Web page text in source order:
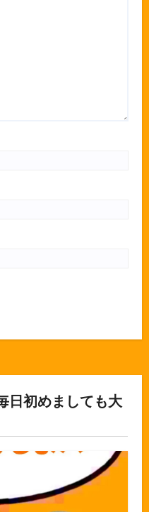
日初めましても大